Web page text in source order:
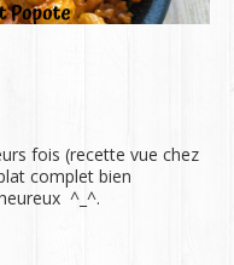
fois (recette vue chez
complet bien
^_^.